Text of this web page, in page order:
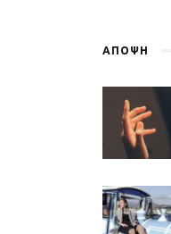
ΑΠΟΨΗ